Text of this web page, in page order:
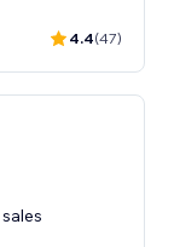
4.4(47)